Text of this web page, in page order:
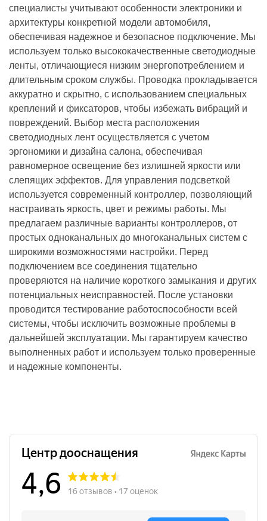
специалисты учитывают особенности электроники и
архитектуры конкретной модели автомобиля,
обеспечивая надежное и безопасное подключение. Мы
используем только высококачественные светодиодные
ленты, отличающиеся низким энергопотреблением и
длительным сроком службы. Проводка прокладывается
аккуратно и скрытно, с использованием специальных
креплений и фиксаторов, чтобы избежать вибраций и
повреждений. Выбор места расположения
светодиодных лент осуществляется с учетом
эргономики и дизайна салона, обеспечивая
равномерное освещение без излишней яркости или
слепящих эффектов. Для управления подсветкой
используется современный контроллер, позволяющий
настраивать яркость, цвет и режимы работы. Мы
предлагаем различные варианты контроллеров, от
простых одноканальных до многоканальных систем с
широкими возможностями настройки. Перед
подключением все соединения тщательно
проверяются на наличие короткого замыкания и других
потенциальных неисправностей. После установки
проводится тестирование работоспособности всей
системы, чтобы исключить возможные проблемы в
дальнейшей эксплуатации. Мы гарантируем качество
выполненных работ и используем только проверенные
и надежные компоненты.